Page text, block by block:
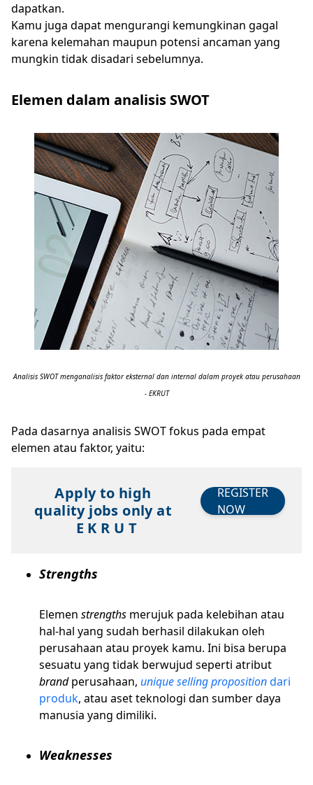
dapatkan.
Kamu juga dapat mengurangi kemungkinan gagal
karena kelemahan maupun potensi ancaman yang
mungkin tidak disadari sebelumnya.
Elemen dalam analisis SWOT
Analisis SWOT menganalisis faktor eksternal dan internal dalam proyek atau perusahaan
- EKRUT
Pada dasarnya analisis SWOT fokus pada empat
elemen atau faktor, yaitu:
Apply to high
quality jobs only at
E K R U T
REGISTER
NOW
Strengths
Elemen strengths merujuk pada kelebihan atau
hal-hal yang sudah berhasil dilakukan oleh
perusahaan atau proyek kamu. Ini bisa berupa
sesuatu yang tidak berwujud seperti atribut
brandperusahaan, unique selling propositiondari
produk, atau aset teknologi dan sumber daya
manusia yang dimiliki.
Weaknesses